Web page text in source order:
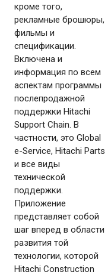
кроме того,
рекламные брошюры,
фильмы и
спецификации.
Включена и
информация по всем
аспектам программы
послепродажной
поддержки Hitachi
Support Chain. В
частности, это Global
e-Service, Hitachi Parts
и все виды
технической
поддержки.
Приложение
представляет собой
шаг вперед в области
развития той
технологии, которой
Hitachi Construction